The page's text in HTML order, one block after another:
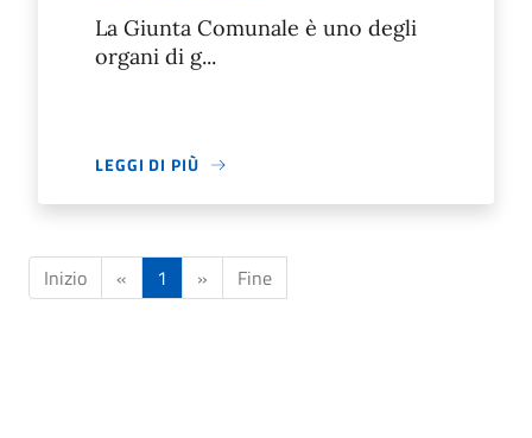
La Giunta Comunale è uno degli
organi di g...
LEGGI DI PIÙ
Inizio « 1 » Fine